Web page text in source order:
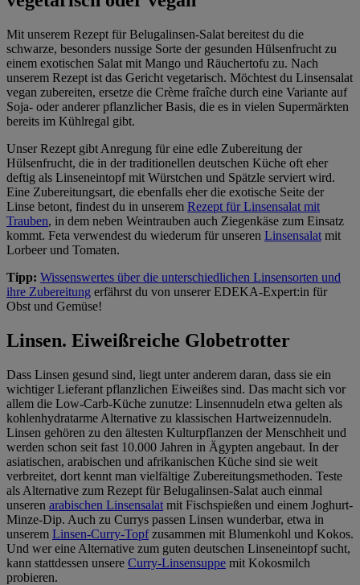
Mit unserem Rezept für Belugalinsen-Salat bereitest du die
schwarze, besonders nussige Sorte der gesunden Hülsenfrucht zu
einem exotischen Salat mit Mango und Räuchertofu zu. Nach
unserem Rezept ist das Gericht vegetarisch. Möchtest du Linsensalat
vegan zubereiten, ersetze die Crème fraîche durch eine Variante auf
Soja- oder anderer pflanzlicher Basis, die es in vielen Supermärkten
bereits im Kühlregal gibt.
Unser Rezept gibt Anregung für eine edle Zubereitung der
Hülsenfrucht, die in der traditionellen deutschen Küche oft eher
deftig als Linseneintopf mit Würstchen und Spätzle serviert wird.
Eine Zubereitungsart, die ebenfalls eher die exotische Seite der
Linse betont, findest du in unserem Rezept für Linsensalat mit
Trauben, in dem neben Weintrauben auch Ziegenkäse zum Einsatz
kommt. Feta verwendest du wiederum für unseren Linsensalat mit
Lorbeer und Tomaten.
Tipp: Wissenswertes über die unterschiedlichen Linsensorten und
ihre Zubereitung erfährst du von unserer EDEKA-Expert:in für
Obst und Gemüse!
Linsen. Eiweißreiche Globetrotter
Dass Linsen gesund sind, liegt unter anderem daran, dass sie ein
wichtiger Lieferant pflanzlichen Eiweißes sind. Das macht sich vor
allem die Low-Carb-Küche zunutze: Linsennudeln etwa gelten als
kohlenhydratarme Alternative zu klassischen Hartweizennudeln.
Linsen gehören zu den ältesten Kulturpflanzen der Menschheit und
werden schon seit fast 10.000 Jahren in Ägypten angebaut. In der
asiatischen, arabischen und afrikanischen Küche sind sie weit
verbreitet, dort kennt man vielfältige Zubereitungsmethoden. Teste
als Alternative zum Rezept für Belugalinsen-Salat auch einmal
unseren arabischen Linsensalat mit Fischspießen und einem Joghurt-
Minze-Dip. Auch zu Currys passen Linsen wunderbar, etwa in
unserem Linsen-Curry-Topfzusammen mit Blumenkohl und Kokos.
Und wer eine Alternative zum guten deutschen Linseneintopf sucht,
kann stattdessen unsere Curry-Linsensuppe mit Kokosmilch
probieren.